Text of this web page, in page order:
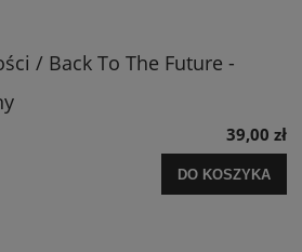
/ Back To The Future -
39,00 zł
DO KOSZYKA